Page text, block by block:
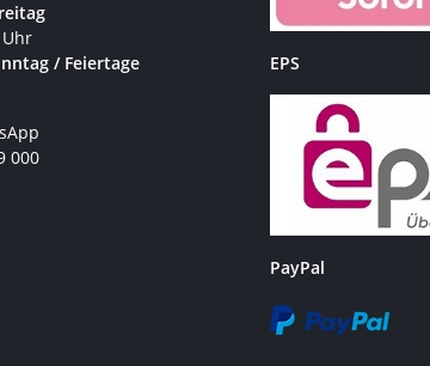
Uhr
/ Feiertage
000
EPS
PayPal